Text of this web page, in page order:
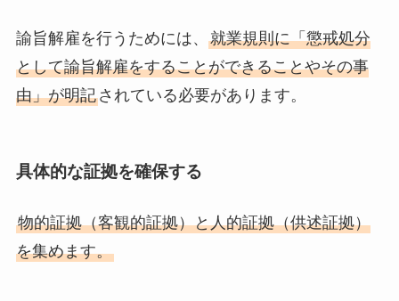
諭旨解雇を行うためには、 就業規則に「懲戒処分
として諭旨解雇をすることができることやその事
由」が明記されている必要があります。
具体的な証拠を確保する
物的証拠（客観的証拠）と人的証拠（供述証拠）
を集めます。